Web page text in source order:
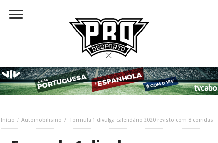
Início Automobilismo Formula 1 divulga calendário 2020 revisto com 8 corridas